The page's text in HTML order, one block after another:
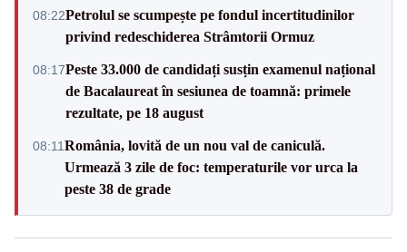
08:22Petrolul se scumpește pe fondul incertitudinilor
privind redeschiderea Strâmtorii Ormuz
08:17Peste 33.000 de candidați susțin examenul național
de Bacalaureat în sesiunea de toamnă: primele
rezultate, pe 18 august
08:11România, lovită de un nou val de caniculă.
Urmează 3 zile de foc: temperaturile vor urca la
peste 38 de grade